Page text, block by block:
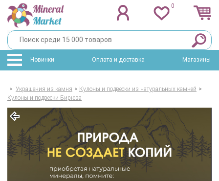
0
Новинки Оплата и доставка Магазины
> Украшения из камня > Кулоны и подвески из натуральных камней >
Кулоны и подвески Бирюза